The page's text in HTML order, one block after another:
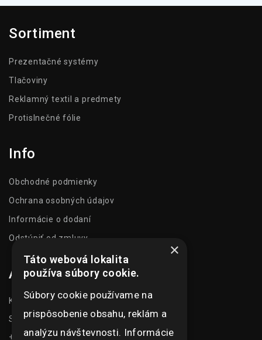
Sortiment
Prezentačné systémy
Tlačoviny
Reklamný textil a predmety
Protislnečné fólie
Info
Obchodné podmienky
Ochrana osobných údajov
Informácie o dodaní
Odstúpiť od zmluvy
Adresa
Kasarenská 1504/51
Senica 905 01
+421 948 073 915
×
Táto webová lokalita
používa súbory cookie.
Súbory cookie používame na
prispôsobenie obsahu, reklám a
analýzu návštevnosti. Informácie